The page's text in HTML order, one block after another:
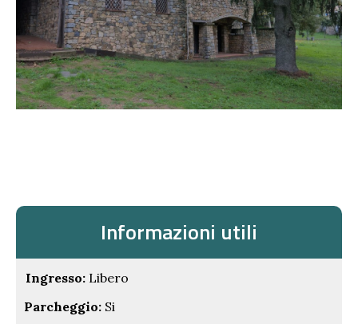
Informazioni utili
Ingresso: Libero
Parcheggio: Si